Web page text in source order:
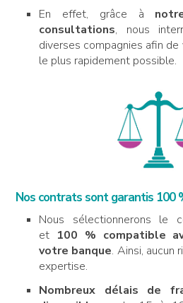
En effet, grâce à
consultations, nous
diverses compagnies afin
le plus rapidement possible.
Nos contrats sont garantis 100
Nous sélectionnerons le
et 100 % compatible
votre banque. Ainsi, aucun
expertise.
Nombreux délais de